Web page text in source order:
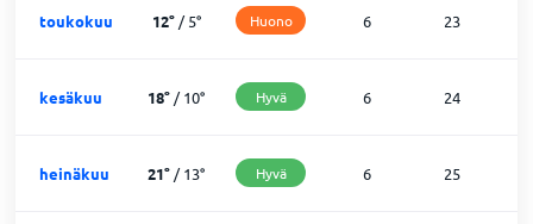
toukokuu 12°/5° Huono 6 23
kesäkuu 18° /10° Hyvä 6 24
heinäkuu 21° /13° Hyvä 6 25